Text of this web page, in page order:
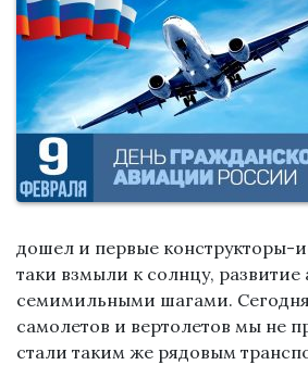
дошел и первые конструкторы-
таки взмыли к солнцу,
семимильными шагами.
самолетов и вертолетов мы не
стали таким же рядовым